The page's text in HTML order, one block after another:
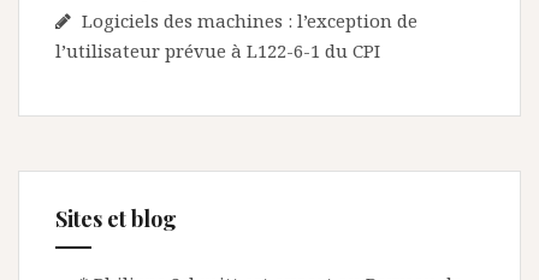
Logiciels des machines : l’exception de
l’utilisateur prévue à L122-6-1 du CPI
Sites et blog